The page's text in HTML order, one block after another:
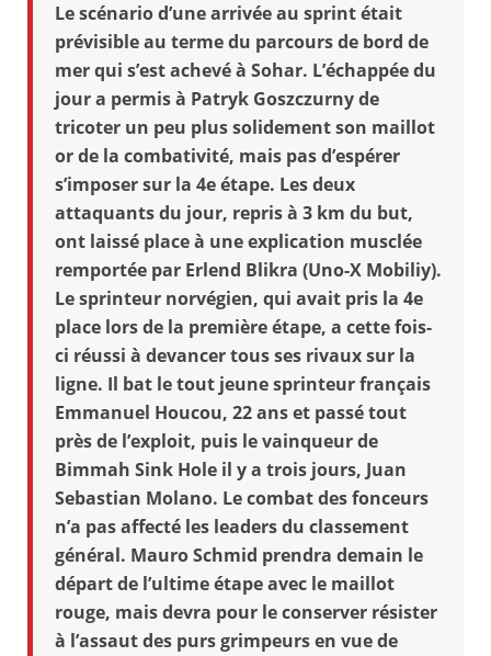
Le scénario d’une arrivée au sprint était
prévisible au terme du parcours de bord de
mer qui s’est achevé à Sohar. L’échappée du
jour a permis à Patryk Goszczurny de
tricoter un peu plus solidement son maillot
or de la combativité, mais pas d’espérer
s’imposer sur la 4e étape. Les deux
attaquants du jour, repris à 3 km du but,
ont laissé place à une explication musclée
remportée par Erlend Blikra (Uno-X Mobiliy).
Le sprinteur norvégien, qui avait pris la 4e
place lors de la première étape, a cette fois-
ci réussi à devancer tous ses rivaux sur la
ligne. Il bat le tout jeune sprinteur français
Emmanuel Houcou, 22 ans et passé tout
près de l’exploit, puis le vainqueur de
Bimmah Sink Hole il y a trois jours, Juan
Sebastian Molano. Le combat des fonceurs
n’a pas affecté les leaders du classement
général. Mauro Schmid prendra demain le
départ de l’ultime étape avec le maillot
rouge, mais devra pour le conserver résister
à l’assaut des purs grimpeurs en vue de